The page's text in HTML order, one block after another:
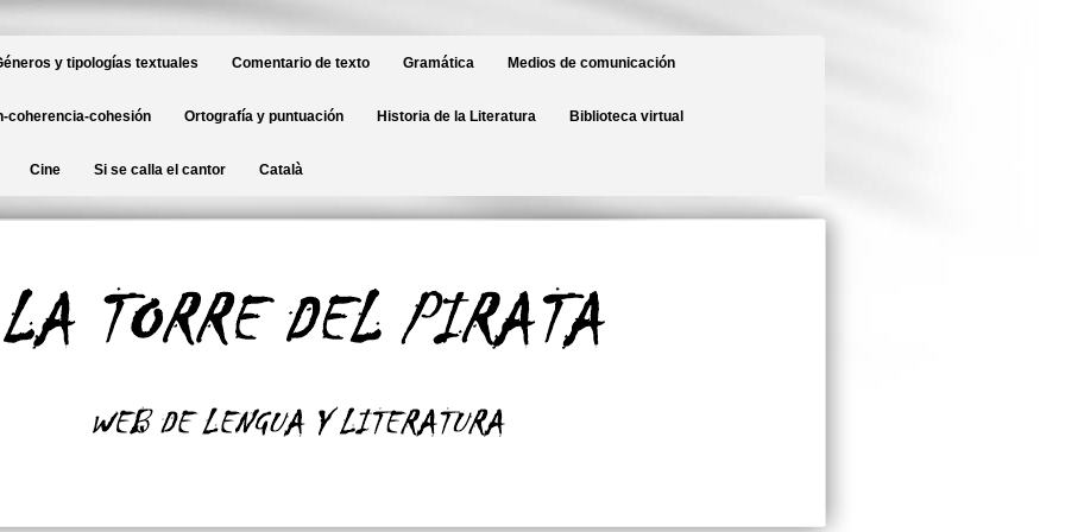
y tipologías textuales Comentario de texto Gramática Medios de comunicación
coherencia-cohesión Ortografía y puntuación Historia de la Literatura Biblioteca virtual
Cine Si se calla el cantor Català